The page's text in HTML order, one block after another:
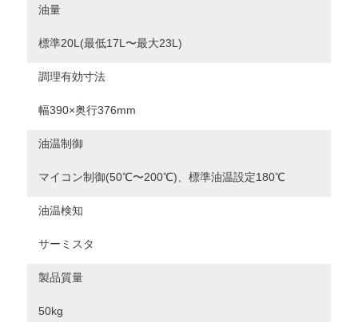
油量
標準20L(最低17L〜最大23L)
調理有効寸法
幅390×奥行376mm
油温制御
マイコン制御(50℃〜200℃)、標準油温設定180℃
油温検知
サーミスタ
製品質量
50kg